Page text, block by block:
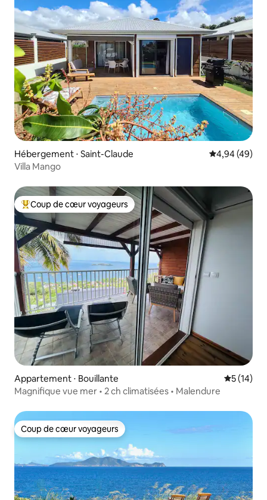
Hébergement ⋅ Saint-Claude Évaluation
4,94 (49)
Villa Mango
Coups de cœur voyageurs les plus appréciés
Coup de cœur voyageurs
Appartement ⋅ Bouillante
5 (14)
Magnifique vue mer • 2 ch climatisées • Malendure
Coup de cœur voyageurs
Coup de cœur voyageurs